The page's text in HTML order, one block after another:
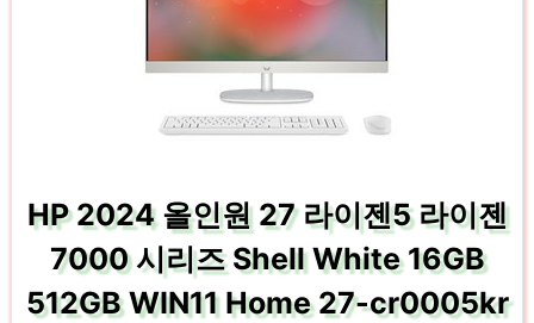
HP 2024 올인원 27 라이젠5 라이젠
7000 시리즈 Shell White 16GB
512GB WIN11 Home 27-cr0005kr